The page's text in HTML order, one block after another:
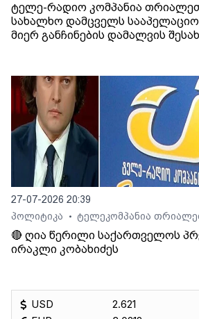
ტელე-რადიო კომპანია
სახალხო დამცველს
მიერ განჩინების დამალვის
27-07-2026 20:39
პოლიტიკა
• ტელეკომპანია
🔴 ღია წერილი საქართველოს
ირაკლი კობახიძეს
USD
2.621